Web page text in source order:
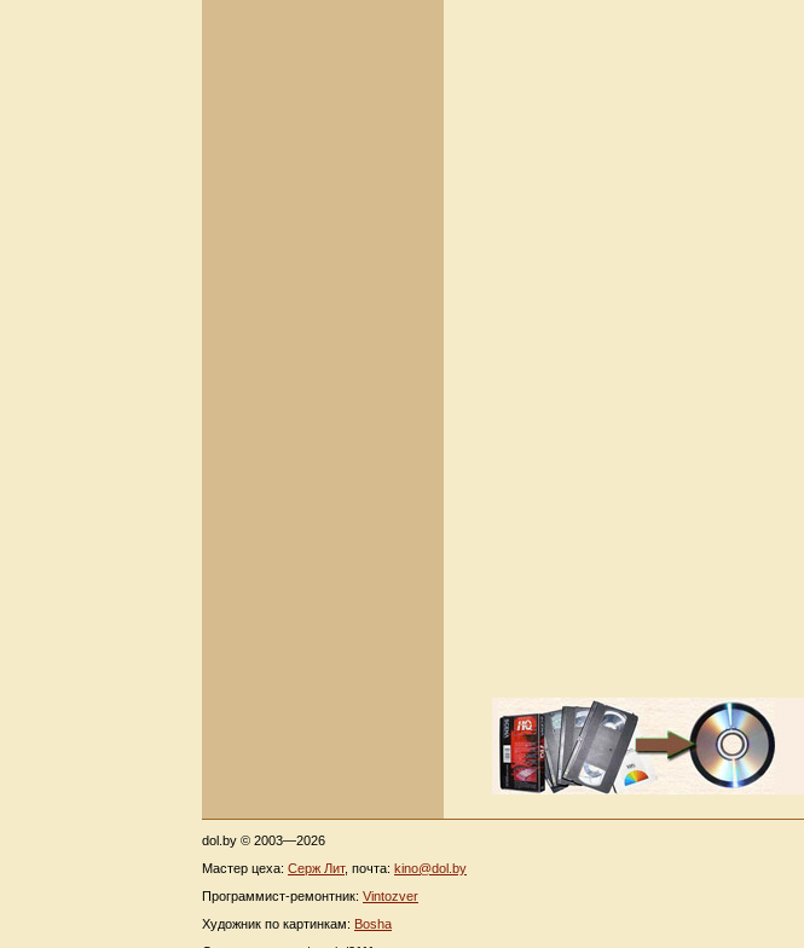
dol.by © 2003—2026
Мастер цеха: Серж Лит, почта: kino@dol.by
Программист-ремонтник: Vintozver
Художник по картинкам: Bosha